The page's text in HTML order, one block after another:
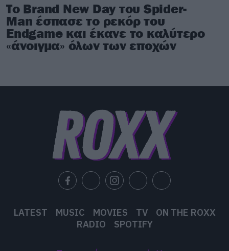
Το Brand New Day του Spider-
Man έσπασε το ρεκόρ του
Endgame και έκανε το καλύτερο
«άνοιγμα» όλων των εποχών
LATEST MUSIC MOVIES TV
ON THE ROXX
RADIO
SPOTIFY